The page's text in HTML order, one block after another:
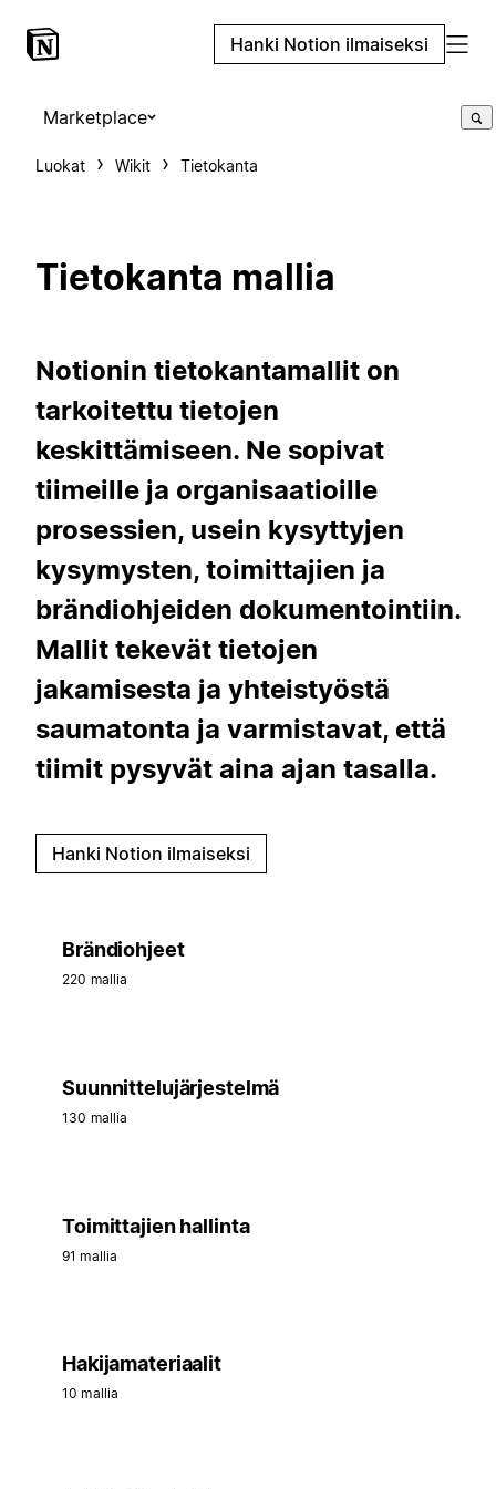
Hanki Notion ilmaiseksi
Marketplace
Luokat Wikit Tietokanta
Tietokanta mallia
Notionin tietokantamallit on
tarkoitettu tietojen
keskittämiseen. Ne sopivat
tiimeille ja organisaatioille
prosessien, usein kysyttyjen
kysymysten, toimittajien ja
brändiohjeiden dokumentointiin.
Mallit tekevät tietojen
jakamisesta ja yhteistyöstä
saumatonta ja varmistavat, että
tiimit pysyvät aina ajan tasalla.
Hanki Notion ilmaiseksi
Brändiohjeet
220 mallia
Suunnittelujärjestelmä
130 mallia
Toimittajien hallinta
91 mallia
Hakijamateriaalit
10 mallia